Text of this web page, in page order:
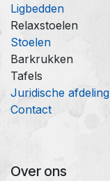
Ligbedden
Relaxstoelen
Stoelen
Barkrukken
Tafels
Juridische afdeling
Contact
Over ons